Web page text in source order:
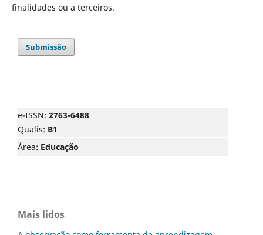
finalidades ou a terceiros.
Submissão
e-ISSN: 2763-6488
Qualis: B1
Área: Educação
Mais lidos